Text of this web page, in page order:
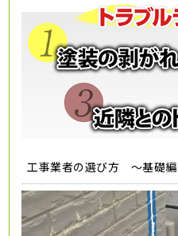
工事業者の選び方 ～基礎